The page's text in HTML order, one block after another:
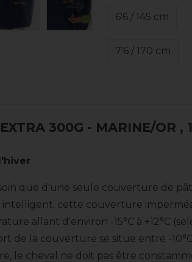
6'6 / 145 cm
7'6 / 170 cm
300G - MARINE/OR ,
que d'une seule couverture de
intelligent, cette couverture
allant d'environ -15°C à +12°C
de la couverture se situe entre -10°C
le cheval ne doit pas être